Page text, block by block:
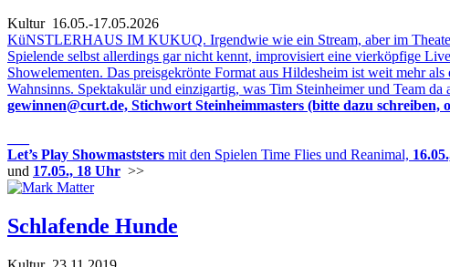
Kultur16.05.-17.05.2026
KüNSTLERHAUS IM KUKUQ. Irgendwie wie ein Stream, aber im
Spielende selbst allerdings gar nicht kennt, improvisiert eine vierköpfige
Showelementen. Das preisgekrönte Format aus Hildesheim ist weit mehr
Wahnsinns. Spektakulär und einzigartig, was Tim Steinheimer und Team
gewinnen@curt.de, Stichwort Steinheimmasters (bitte dazu schreiben,
Let’s Play Showmaststers mit den Spielen Time Flies und Reanimal,
und 17.05., 18 Uhr >>
Schlafende Hunde